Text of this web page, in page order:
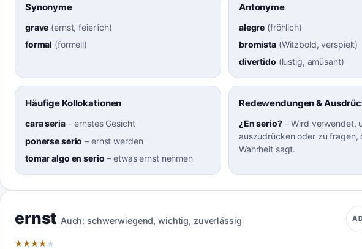
Synonyme
grave (ernst, feierlich)
formal (formell)
Antonyme
alegre (fröhlich)
bromista(Witzbold, verspielt)
divertido (lustig, amüsant)
Häufige Kollokationen
cara seria–ernstes Gesicht
ponerse serio – ernst werden
tomar algo en serio –etwas ernst nehmen
Redewendungen &
¿En serio?–Wird verwendet,
auszudrücken oder zu fragen,
Wahrheit sagt.
ernst Auch: schwerwiegend,wichtig, zuverlässig
★★★★ ★